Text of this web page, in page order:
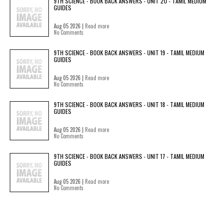
GUIDES
Aug 05 2026 | Read more
No Comments
9TH SCIENCE - BOOK BACK ANSWERS - UNIT 19 - TAMIL MEDIUM
GUIDES
Aug 05 2026 | Read more
No Comments
9TH SCIENCE - BOOK BACK ANSWERS - UNIT 18 - TAMIL MEDIUM
GUIDES
Aug 05 2026 | Read more
No Comments
9TH SCIENCE - BOOK BACK ANSWERS - UNIT 17 - TAMIL MEDIUM
GUIDES
Aug 05 2026 | Read more
No Comments